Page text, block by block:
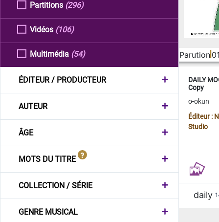
Partitions (296)
Vidéos (106)
Multimédia (54)
ÉDITEUR / PRODUCTEUR
AUTEUR
ÂGE
MOTS DU TITRE
COLLECTION / SÉRIE
GENRE MUSICAL
Parution
DAILY
Copy
o-okun
Éditeur :
Studio
daily